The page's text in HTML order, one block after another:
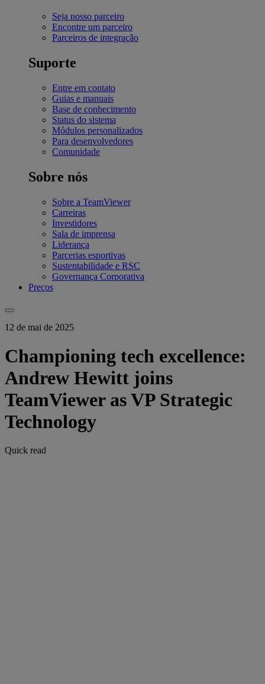
Seja nosso parceiro
Encontre um parceiro
Parceiros de integração
Suporte
Entre em contato
Guias e manuais
Base de conhecimento
Status do sistema
Módulos personalizados
Para desenvolvedores
Comunidade
Sobre nós
Sobre a TeamViewer
Carreiras
Investidores
Sala de imprensa
Liderança
Parcerias esportivas
Sustentabilidade e RSC
Governança Corporativa
Preços
12 de mai de 2025
Championing tech excellence:
Andrew Hewitt joins
TeamViewer as VP Strategic
Technology
Quick read